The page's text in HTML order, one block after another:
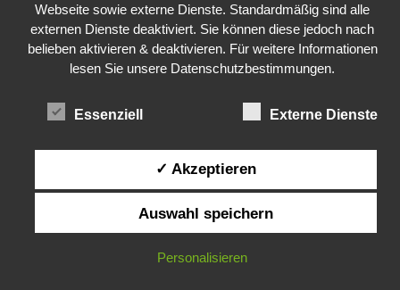
Webseite sowie externe Dienste. Standardmäßig sind alle
externen Dienste deaktiviert. Sie können diese jedoch nach
belieben aktivieren & deaktivieren. Für weitere Informationen
lesen Sie unsere Datenschutzbestimmungen.
Essenziell Externe Dienste
✓ Akzeptieren
Auswahl speichern
Personalisieren